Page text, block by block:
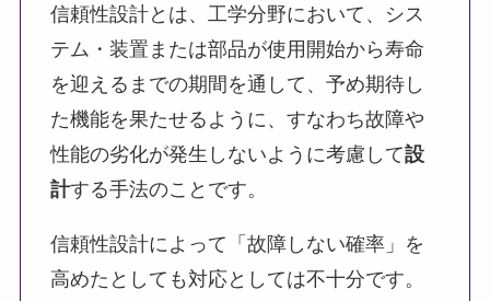
信頼性設計とは、工学分野において、シス
テム・装置または部品が使用開始から寿命
を迎えるまでの期間を通して、予め期待し
た機能を果たせるように、すなわち故障や
性能の劣化が発生しないように考慮して設
計する手法のことです。
信頼性設計によって「故障しない確率」を
高めたとしても対応としては不十分です。